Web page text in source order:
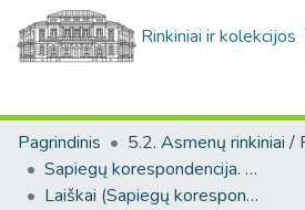
Rinkiniai ir kolekcijos
Pagrindinis
Sapiegų korespondencija. F139
Laiškai (Sapiegų korespondencija. F139)